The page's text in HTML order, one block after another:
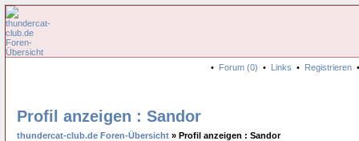
• Forum (0) • Links • Registrieren
Profil anzeigen : Sandor
thundercat-club.de Foren-Übersicht » Profil anzeigen : Sandor